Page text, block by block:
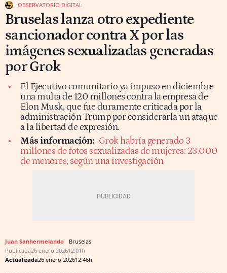
OBSERVATORIO DIGITAL
Bruselas lanza otro expediente
sancionador contra X por las
imágenes sexualizadas generadas
por Grok
El Ejecutivo comunitario ya impuso en diciembre
una multa de 120 millones contra la empresa de
Elon Musk, que fue duramente criticada por la
administración Trump por considerarla un ataque
a la libertad de expresión.
Más información: Grok habría generado 3
millones de fotos sexualizadas de mujeres: 23.000
de menores, según una investigación
Juan Sanhermelando
Bruselas
Publicada26 enero 202612:01h
Actualizada26 enero 202612:46h